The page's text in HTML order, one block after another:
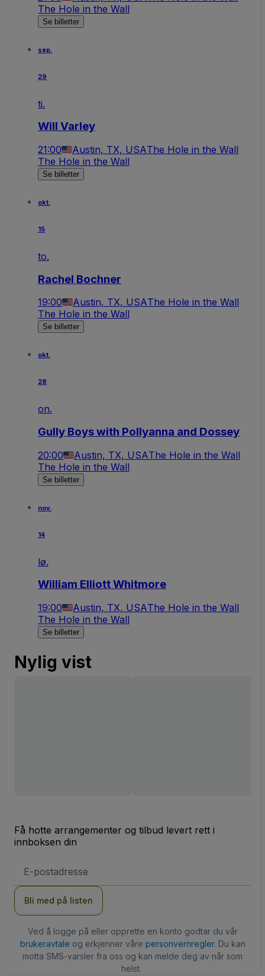
The Hole in the Wall
Se billetter
sep.
29
ti.
Will Varley
21:00 Austin, TX, USAThe Hole in the Wall
The Hole in the Wall
Se billetter
okt.
15
to.
Rachel Bochner
19:00 Austin, TX, USAThe Hole in the Wall
The Hole in the Wall
Se billetter
okt.
28
on.
Gully Boys with Pollyanna and Dossey
20:00 Austin, TX, USAThe Hole in the Wall
The Hole in the Wall
Se billetter
nov.
14
lø.
William Elliott Whitmore
19:00 Austin, TX, USAThe Hole in the Wall
The Hole in the Wall
Se billetter
Nylig vist
Få hotte arrangementer og tilbud levert rett i
innboksen din
postadresse
Bli med på listen
Ved å logge på eller opprette en konto godtar du vår
brukeravtale og erkjenner våre personvernregler. Du kan
motta SMS-varsler fra oss og kan melde deg av når som
helst.